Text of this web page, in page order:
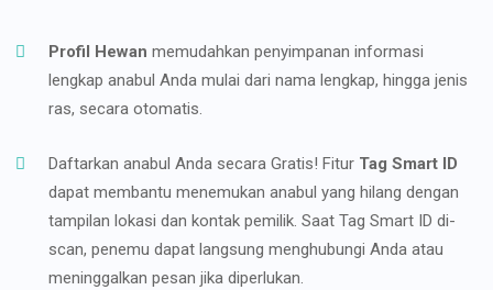
Profil Hewan memudahkan penyimpanan informasi
lengkap anabul Anda mulai dari nama lengkap, hingga jenis
ras, secara otomatis.
Daftarkan anabul Anda secara Gratis! Fitur Tag Smart ID
dapat membantu menemukan anabul yang hilang dengan
tampilan lokasi dan kontak pemilik. Saat Tag Smart ID di-
scan, penemu dapat langsung menghubungi Anda atau
meninggalkan pesan jika diperlukan.